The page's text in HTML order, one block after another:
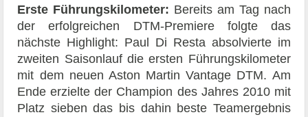
Erste Führungskilometer: Bereits am Tag nach
der erfolgreichen DTM-Premiere folgte das
nächste Highlight: Paul Di Resta absolvierte im
zweiten Saisonlauf die ersten Führungskilometer
mit dem neuen Aston Martin Vantage DTM. Am
Ende erzielte der Champion des Jahres 2010 mit
Platz sieben das bis dahin beste Teamergebnis